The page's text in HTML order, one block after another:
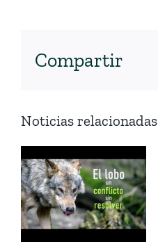
Compartir
Noticias relacionadas